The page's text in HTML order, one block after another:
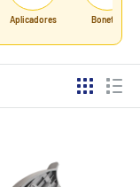
Aplicadores Bonetes